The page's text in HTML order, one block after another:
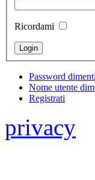
Ricordami
Password
Nome utente
Registrati
privacy